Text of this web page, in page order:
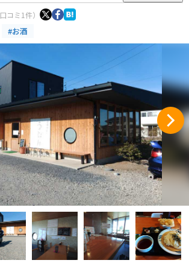
口コミ1件）
#お酒